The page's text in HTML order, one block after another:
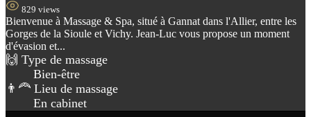
829 views
Bienvenue à Massage & Spa, situé à Gannat dans l'Allier, entre les
Gorges de la Sioule et Vichy. Jean-Luc vous propose un moment
d'évasion et...
🙌 Type de massage
Bien-être
👨‍🦰 Lieu de massage
En cabinet